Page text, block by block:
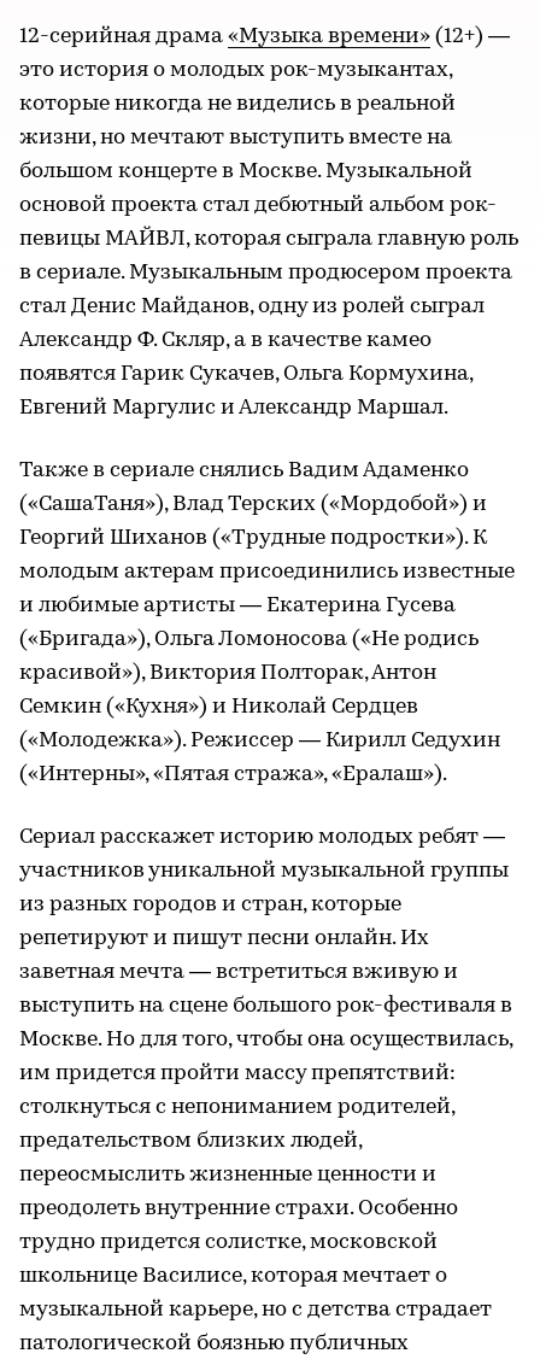
12-серийная драма «Музыка времени» (12+) —
это история о молодых рок-музыкантах,
которые никогда не виделись в реальной
жизни, но мечтают выступить вместе на
большом концерте в Москве. Музыкальной
основой проекта стал дебютный альбом рок-
певицы МАЙВЛ, которая сыграла главную роль
в сериале. Музыкальным продюсером проекта
стал Денис Майданов, одну из ролей сыграл
Александр Ф. Скляр, а в качестве камео
появятся Гарик Сукачев, Ольга Кормухина,
Евгений Маргулис и Александр Маршал.
Также в сериале снялись Вадим Адаменко
(«СашаТаня»), Влад Терских («Мордобой») и
Георгий Шиханов («Трудные подростки»). К
молодым актерам присоединились известные
и любимые артисты — Екатерина Гусева
(«Бригада»), Ольга Ломоносова («Не родись
красивой»), Виктория Полторак, Антон
Семкин («Кухня») и Николай Сердцев
(«Молодежка»). Режиссер — Кирилл Седухин
(«Интерны», «Пятая стража», «Ералаш»).
Сериал расскажет историю молодых ребят —
участников уникальной музыкальной группы
из разных городов и стран, которые
репетируют и пишут песни онлайн. Их
заветная мечта — встретиться вживую и
выступить на сцене большого рок-фестиваля в
Москве. Но для того, чтобы она осуществилась,
им придется пройти массу препятствий:
столкнуться с непониманием родителей,
предательством близких людей,
переосмыслить жизненные ценности и
преодолеть внутренние страхи. Особенно
трудно придется солистке, московской
школьнице Василисе, которая мечтает о
музыкальной карьере, но с детства страдает
патологической боязнью публичных